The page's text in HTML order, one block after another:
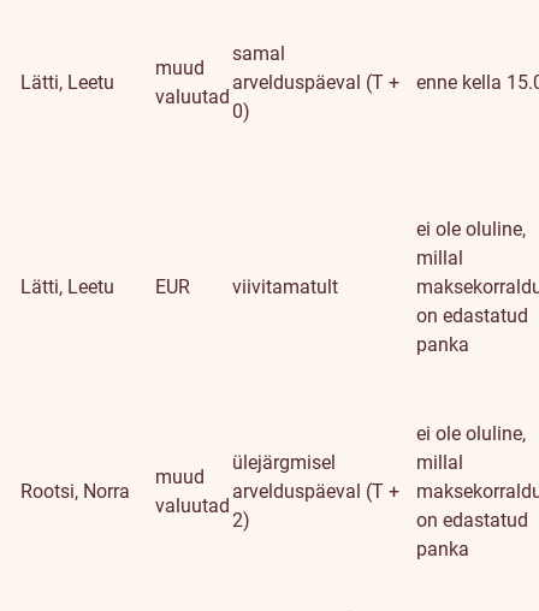
Lätti, Leetu
muud
valuutad
samal
arvelduspäeval (T +
0)
enne kella
Lätti, Leetu EUR viivitamatult
ei ole oluline,
millal
on edastatud
panka
Rootsi, Norra
muud
valuutad
ülejärgmisel
arvelduspäeval (T +
2)
ei ole oluline,
millal
on edastatud
panka